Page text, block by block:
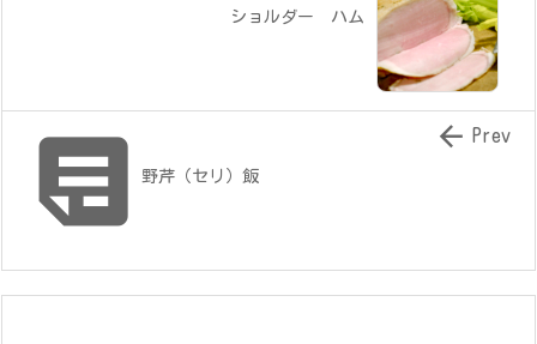
ショルダー ハム
野芹（セリ）飯
 Prev